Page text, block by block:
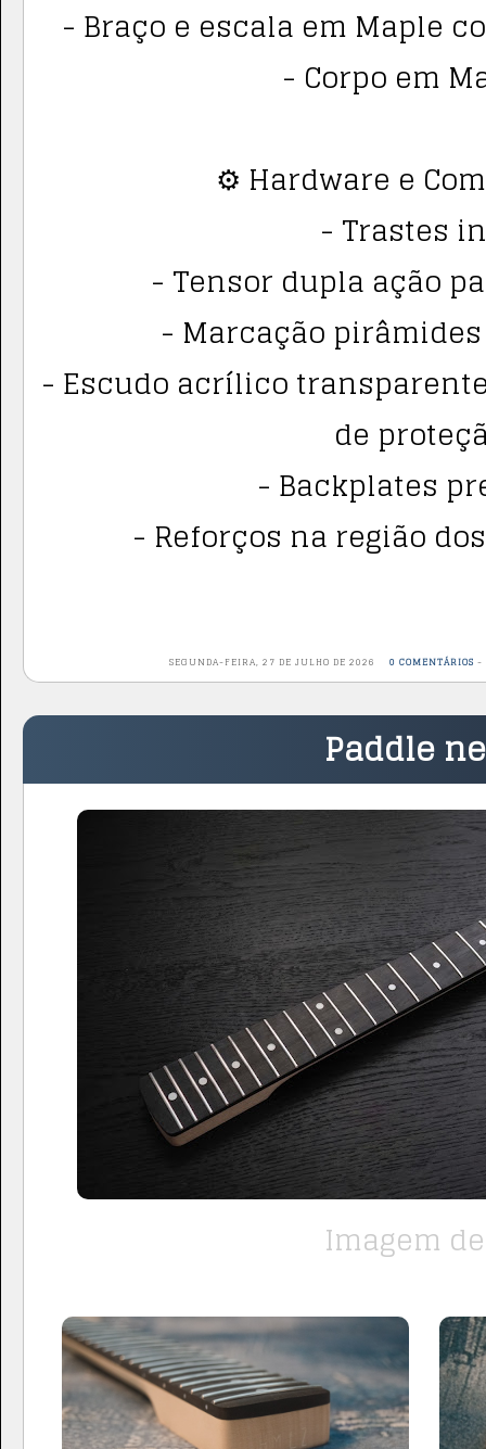
- Braço e escala em Maple
- Corpo em
⚙️ Hardware e
- Trastes
- Tensor dupla ação
- Marcação
- Escudo acrílico
de
- Backplates
- Reforços na região
SEGUNDA-FEIRA, 27 DE JULHO DE 2026 0 COMENTÁRIOS -
Paddle
Imagem